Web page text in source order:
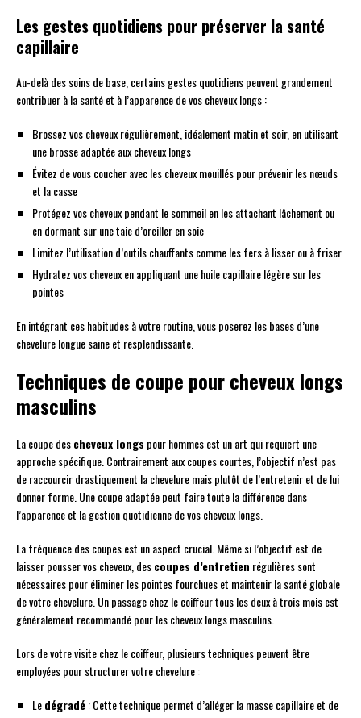
Les gestes quotidiens pour préserver la santé
capillaire
Au-delà des soins de base, certains gestes quotidiens peuvent grandement
contribuer à la santé et à l’apparence de vos cheveux longs :
Brossez vos cheveux régulièrement, idéalement matin et soir, en utilisant
une brosse adaptée aux cheveux longs
Évitez de vous coucher avec les cheveux mouillés pour prévenir les nœuds
et la casse
Protégez vos cheveux pendant le sommeil en les attachant lâchement ou
en dormant sur une taie d’oreiller en soie
Limitez l’utilisation d’outils chauffants comme les fers à lisser ou à friser
Hydratez vos cheveux en appliquant une huile capillaire légère sur les
pointes
En intégrant ces habitudes à votre routine, vous poserez les bases d’une
chevelure longue saine et resplendissante.
Techniques de coupe pour cheveux longs
masculins
La coupe descheveux longs pour hommes est un art qui requiert une
approche spécifique. Contrairement aux coupes courtes, l’objectif n’est pas
de raccourcir drastiquement la chevelure mais plutôt de l’entretenir et de lui
donner forme. Une coupe adaptée peut faire toute la différence dans
l’apparence et la gestion quotidienne de vos cheveux longs.
La fréquence des coupes est un aspect crucial. Même si l’objectif est de
laisser pousser vos cheveux, descoupes d’entretien régulières sont
nécessaires pour éliminer les pointes fourchues et maintenir la santé globale
de votre chevelure. Un passage chez le coiffeur tous les deux à trois mois est
généralement recommandé pour les cheveux longs masculins.
Lors de votre visite chez le coiffeur, plusieurs techniques peuvent être
employées pour structurer votre chevelure :
Ledégradé: Cette technique permet d’alléger la masse capillaire et de